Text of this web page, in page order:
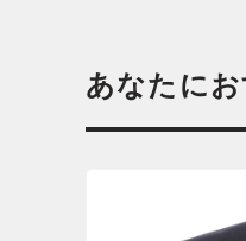
あなたに